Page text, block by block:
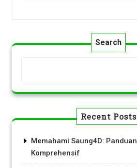
Search
Recent Posts
Memahami Saung4D: Panduan
Komprehensif